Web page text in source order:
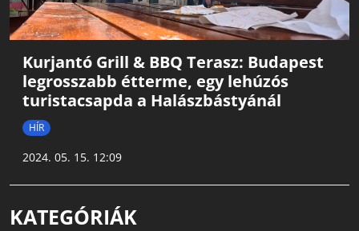
Kurjantó Grill & BBQ Terasz: Budapest
legrosszabb étterme, egy lehúzós
turistacsapda a Halászbástyánál
HÍR
2024. 05. 15. 12:09
KATEGÓRIÁK